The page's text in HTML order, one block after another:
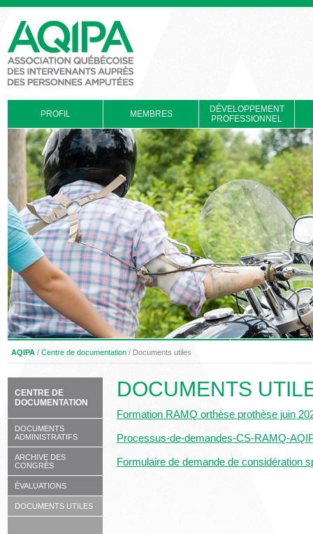
PROFIL MEMBRES
DÉVELOPPEMENT
PROFESSIONNEL
AQIPA / Centre de documentation / Documents utiles
CENTRE DE
DOCUMENTATION
DOCUMENTS
ADMINISTRATIFS
ARCHIVE DES
CONGRÈS
ÉVALUATIONS
DOCUMENTS UTILES
DOCUMENTS
Formation RAMQ orthèse prothèse juin
Processus-de-demandes-CS-RAMQ-
Formulaire de demande de considération